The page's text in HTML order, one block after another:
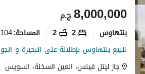
ج.م8,000,000
بنتهاوس 2
2 المساحة:104 متر مربع
جاز ليتل فينس، العين السخنة، السويس